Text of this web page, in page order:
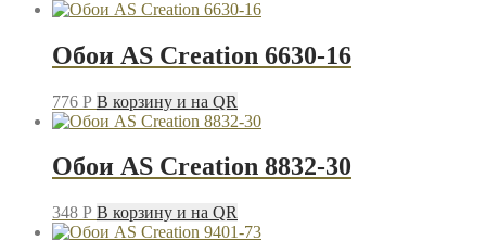
Обои AS Creation 6630-16
776 P В корзину и на QR
Обои AS Creation 8832-30
348 P В корзину и на QR